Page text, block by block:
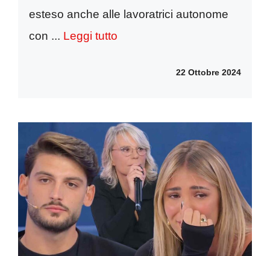
esteso anche alle lavoratrici autonome
con ... Leggi tutto
22 Ottobre 2024